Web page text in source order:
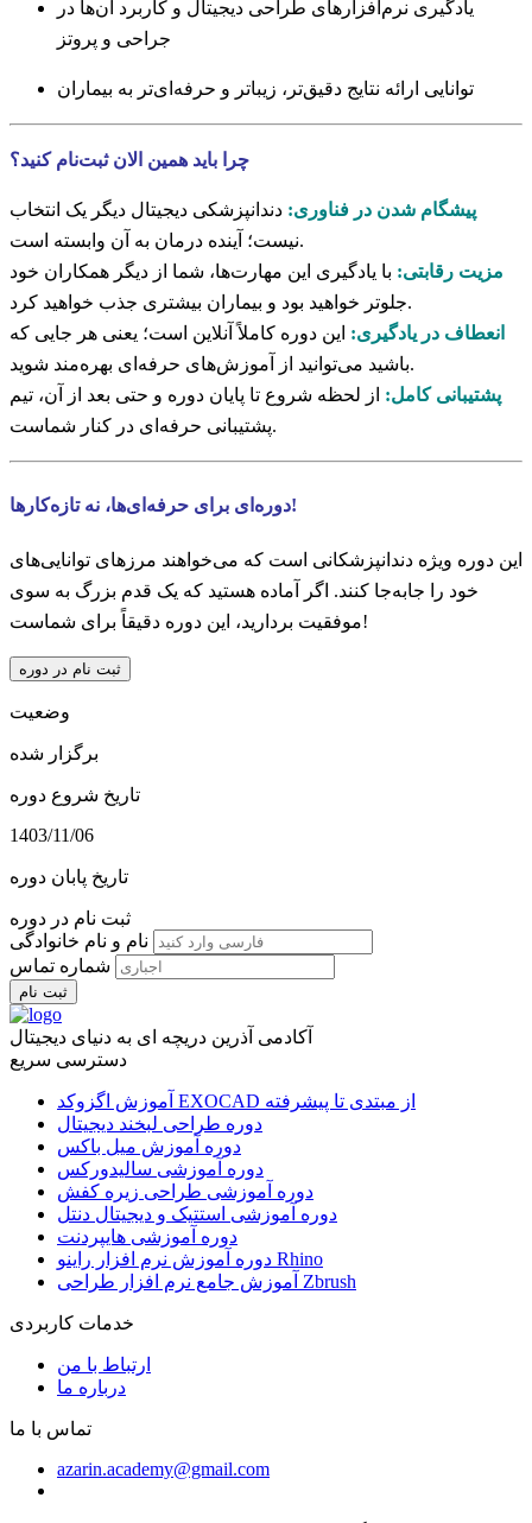
یادگیری نرم‌افزارهای طراحی دیجیتال و کاربرد آن‌ها در
جراحی و پروتز
توانایی ارائه نتایج دقیق‌تر، زیباتر و حرفه‌ای‌تر به بیماران
چرا باید همین الان ثبت‌نام کنید؟
پیشگام شدن در فناوری: دندانپزشکی دیجیتال دیگر یک انتخاب
نیست؛ آینده درمان به آن وابسته است.
مزیت رقابتی: با یادگیری این مهارت‌ها، شما از دیگر همکاران خود
جلوتر خواهید بود و بیماران بیشتری جذب خواهید کرد.
انعطاف در یادگیری: این دوره کاملاً آنلاین است؛ یعنی هر جایی که
باشید می‌توانید از آموزش‌های حرفه‌ای بهره‌مند شوید.
پشتیبانی کامل: از لحظه شروع تا پایان دوره و حتی بعد از آن، تیم
پشتیبانی حرفه‌ای در کنار شماست.
دوره‌ای برای حرفه‌ای‌ها، نه تازه‌کارها!
این دوره ویژه دندانپزشکانی است که می‌خواهند مرزهای توانایی‌های
خود را جابه‌جا کنند. اگر آماده هستید که یک قدم بزرگ به سوی
موفقیت بردارید، این دوره دقیقاً برای شماست!
ثبت نام در دوره
وضعیت
برگزار شده
تاریخ شروع دوره
1403/11/06
تاریخ پابان دوره
ثبت نام در دوره
نام و نام خانوادگی
شماره تماس
ثبت نام
آکادمی آذرین دریچه ای به دنیای دیجیتال
دسترسی سریع
آموزش اگزوکد EXOCAD از مبتدی تا پیشرفته
دوره طراحی لبخند دیجیتال
دوره آموزش میل باکس
دوره آموزشی سالیدورکس
دوره آموزشی طراحی زیره کفش
دوره آموزشی استتیک و دیجیتال دنتل
دوره آموزشی هایپردنت
دوره آموزش نرم افزار راینو Rhino
آموزش جامع نرم افزار طراحی Zbrush
خدمات کاربردی
ارتباط با من
درباره ما
تماس با ما
azarin.academy@gmail.com